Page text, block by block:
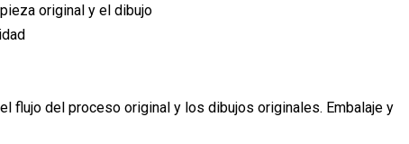
original y el dibujo
flujo del proceso original y los dibujos originales. Embalaje y